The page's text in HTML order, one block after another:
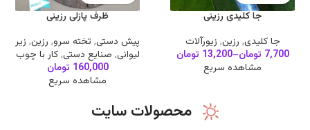
جا کلیدی رزینی
جا کلیدی, رزین, زیورآلات
7,700 تومان–
13,200 تومان
مشاهده سریع
ظرف پازلی رزینی
پیش دستی, تخته سرو, رزین, زیر
لیوانی, صنایع دستی,کار با چوب
160,000 تومان
مشاهده سریع
محصولات سایت